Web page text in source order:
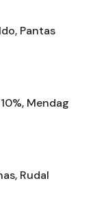
Pantas
Mendag
Rudal